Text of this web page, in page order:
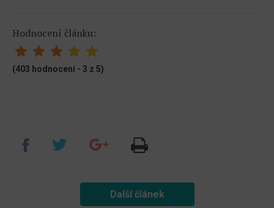
Hodnocení článku:
(403 hodnocení - 3 z 5)
Další článek